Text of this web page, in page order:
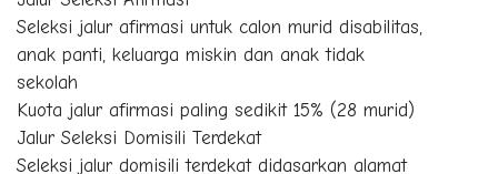
Seleksi jalur afirmasi untuk calon murid disabilitas,
anak panti, keluarga miskin dan anak tidak
sekolah
Kuota jalur afirmasi paling sedikit 15% (28 murid)
Jalur Seleksi Domisili Terdekat
Seleksi jalur domisili terdekat didasarkan alamat